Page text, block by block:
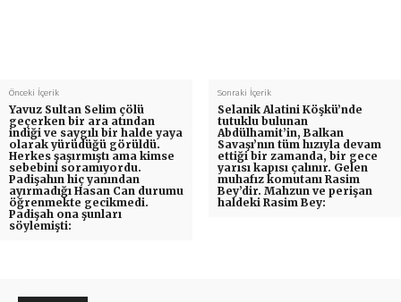
Önceki İçerik
Yavuz Sultan Selim çölü
geçerken bir ara atından
indiği ve saygılı bir halde yaya
olarak yürüdüğü görüldü.
Herkes şaşırmıştı ama kimse
sebebini soramıyordu.
Padişahın hiç yanından
ayırmadığı Hasan Can durumu
öğrenmekte gecikmedi.
Padişah ona şunları
söylemişti:
Sonraki İçerik
Selanik Alatini Köşkü’nde
tutuklu bulunan
Abdülhamit’in, Balkan
Savaşı’nın tüm hızıyla devam
ettiği bir zamanda, bir gece
yarısı kapısı çalınır. Gelen
muhafız komutanı Rasim
Bey’dir. Mahzun ve perişan
haldeki Rasim Bey: